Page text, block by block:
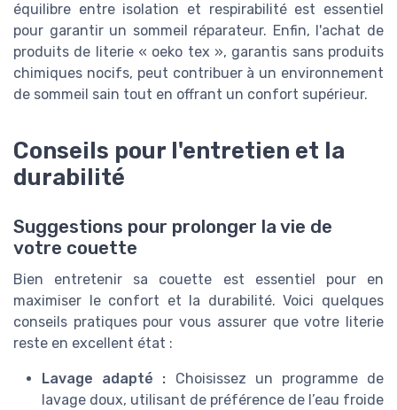
équilibre entre isolation et respirabilité est essentiel
pour garantir un sommeil réparateur. Enfin, l'achat de
produits de literie « oeko tex », garantis sans produits
chimiques nocifs, peut contribuer à un environnement
de sommeil sain tout en offrant un confort supérieur.
Conseils pour l'entretien et la
durabilité
Suggestions pour prolonger la vie de
votre couette
Bien entretenir sa couette est essentiel pour en
maximiser le confort et la durabilité. Voici quelques
conseils pratiques pour vous assurer que votre literie
reste en excellent état :
Lavage adapté : Choisissez un programme de
lavage doux, utilisant de préférence de l’eau froide